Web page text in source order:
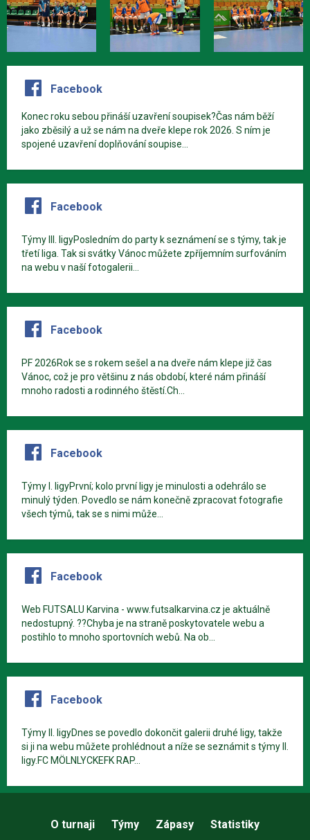
Facebook
Konec roku sebou přináší uzavření soupisek?Čas nám běží
jako zběsilý a už se nám na dveře klepe rok 2026. S ním je
spojené uzavření doplňování soupise...
Facebook
Týmy III. ligyPosledním do party k seznámení se s týmy, tak je
třetí liga. Tak si svátky Vánoc můžete zpříjemním surfováním
na webu v naší fotogalerii...
Facebook
PF 2026Rok se s rokem sešel a na dveře nám klepe již čas
Vánoc, což je pro většinu z nás období, které nám přináší
mnoho radosti a rodinného štěstí.Ch...
Facebook
Týmy I. ligyPrvní; kolo první ligy je minulosti a odehrálo se
minulý týden. Povedlo se nám konečně zpracovat fotografie
všech týmů, tak se s nimi může...
Facebook
Web FUTSALU Karvina - www.futsalkarvina.cz je aktuálně
nedostupný. ??Chyba je na straně poskytovatele webu a
postihlo to mnoho sportovních webů. Na ob...
Facebook
Týmy II. ligyDnes se povedlo dokončit galerii druhé ligy, takže
si ji na webu můžete prohlédnout a níže se seznámit s týmy II.
ligy.FC MÖLNLYCKEFK RAP...
O turnaji Týmy Zápasy Statistiky